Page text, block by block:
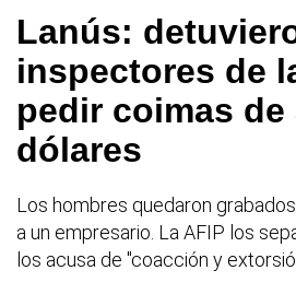
Lanús:
inspectores de
pedir coimas de
dólares
Los hombres quedaron
a un empresario. La AFIP los
los acusa de "coacción y